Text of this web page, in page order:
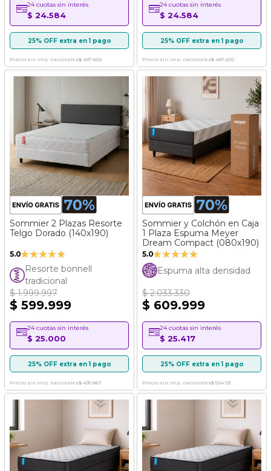
24 cuotas sin interés
$ 24.584
25% OFF extra en 1 pago
Precio sin imp. nacionales$ 487.602
24 cuotas sin interés
$ 24.584
25% OFF extra en 1 pago
Precio sin imp. nacionales$ 487.602
Sommier 2 Plazas Resorte
Telgo Dorado (140x190)
5.0Valoración:
100%
Resorte bonnell
tradicional
$ 1.999.997
$ 599.999
24 cuotas sin interés
$ 25.000
25% OFF extra en 1 pago
Precio sin imp. nacionales$ 495.867
Sommier y Colchón en Caja
1 Plaza Espuma Meyer
Dream Compact (080x190)
5.0Valoración:
100%
Espuma alta densidad
$ 2.033.330
$ 609.999
24 cuotas sin interés
$ 25.417
25% OFF extra en 1 pago
Precio sin imp. nacionales$ 504.131